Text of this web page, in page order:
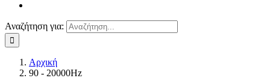
Αναζήτηση για:
Αρχική
90 - 20000Hz